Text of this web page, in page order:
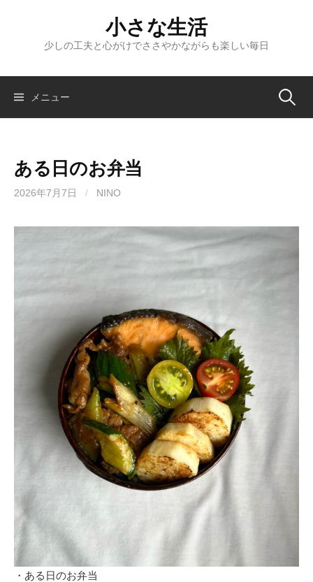
ツ
小さな生活
少しの工夫と心がけでささやかながらも楽しい毎日
メニュー 検
ある日のお弁当
2026年7月7日 / NINO
・ある日のお弁当